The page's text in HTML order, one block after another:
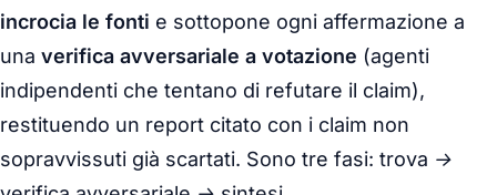
incrocia le fonti e sottopone ogni affermazione a
una verifica avversariale a votazione (agenti
indipendenti che tentano di refutare il claim),
restituendo un report citato con i claim non
sopravvissuti già scartati. Sono tre fasi: trova →